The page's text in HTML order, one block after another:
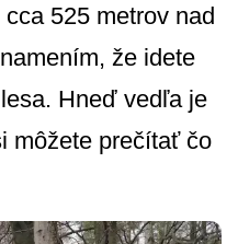
525 metrov nad
že idete
Hneď vedľa je
môžete prečítať čo